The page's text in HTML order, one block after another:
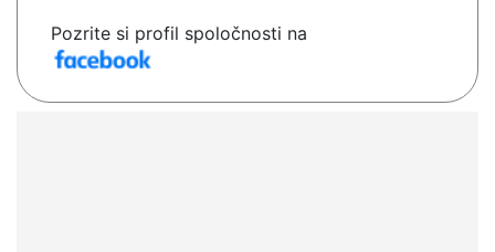
Pozrite si profil spoločnosti na